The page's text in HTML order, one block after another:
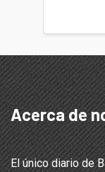
Acerca de
El único diario de